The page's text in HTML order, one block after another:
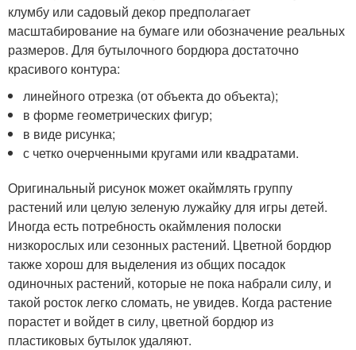
клумбу или садовый декор предполагает
масштабирование на бумаге или обозначение реальных
размеров. Для бутылочного бордюра достаточно
красивого контура:
линейного отрезка (от объекта до объекта);
в форме геометрических фигур;
в виде рисунка;
с четко очерченными кругами или квадратами.
Оригинальный рисунок может окаймлять группу
растений или целую зеленую лужайку для игры детей.
Иногда есть потребность окаймления полоски
низкорослых или сезонных растений. Цветной бордюр
также хорош для выделения из общих посадок
одиночных растений, которые не пока набрали силу, и
такой росток легко сломать, не увидев. Когда растение
порастет и войдет в силу, цветной бордюр из
пластиковых бутылок удаляют.